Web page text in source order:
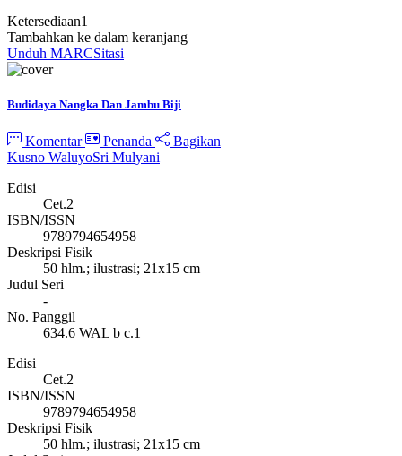
Ketersediaan1
Tambahkan ke dalam keranjang
Unduh MARCSitasi
Budidaya Nangka Dan Jambu Biji
Komentar Penanda
Bagikan
Kusno WaluyoSri Mulyani
Edisi
Cet.2
ISBN/ISSN
9789794654958
Deskripsi Fisik
50 hlm.; ilustrasi; 21x15 cm
Judul Seri
-
No. Panggil
634.6 WAL b c.1
Edisi
Cet.2
ISBN/ISSN
9789794654958
Deskripsi Fisik
50 hlm.; ilustrasi; 21x15 cm